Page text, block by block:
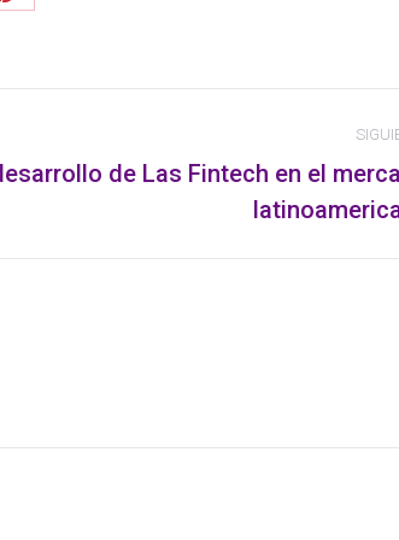
Share
de Las Fintech en el